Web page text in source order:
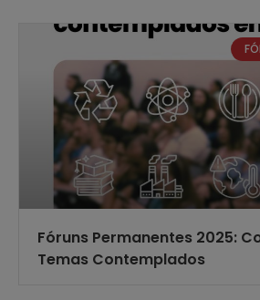
Fóruns Permanentes 2025:
Temas Contemplados